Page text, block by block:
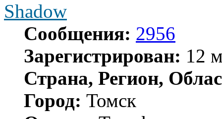
Shadow
Сообщения: 2956
Зарегистрирован: 12
Страна, Регион,
Город: Томск